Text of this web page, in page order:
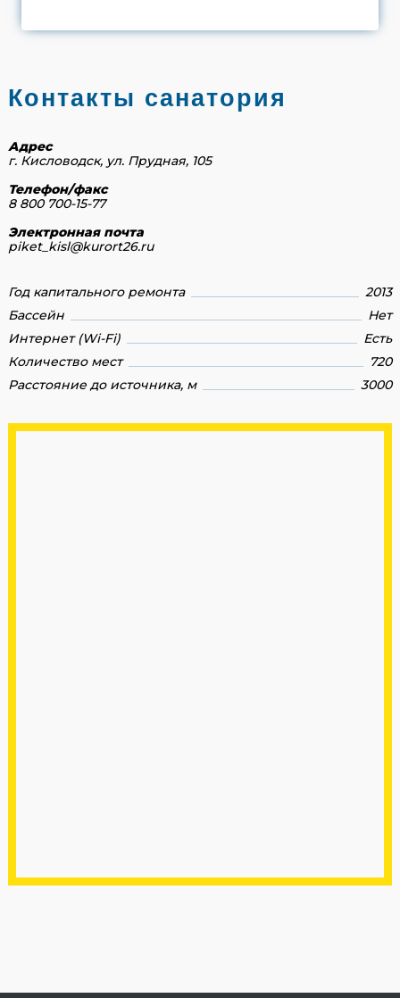
Контакты санатория
Адрес
г. Кисловодск, ул. Прудная, 105
Телефон/факс
8 800 700-15-77
Электронная почта
piket_kisl@kurort26.ru
Год капитального ремонта
2013
Бассейн
Нет
Интернет (Wi-Fi)
Есть
Количество мест
720
Расстояние до источника, м
3000